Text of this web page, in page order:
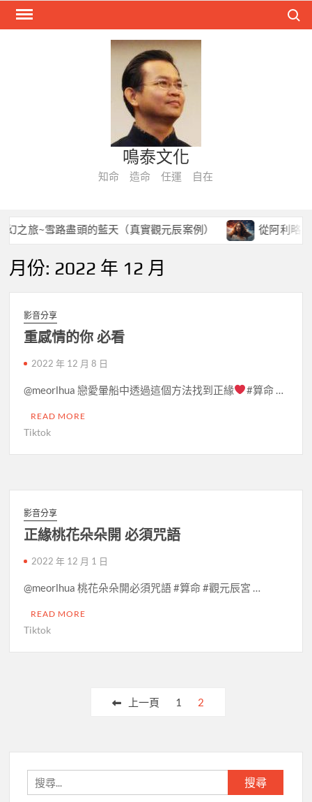
Skip
鳴泰文化
知命 造命 任運 自在
旅~雪路盡頭的藍天（真實觀元辰案例） 從阿利略星球
月份: 2022 年 12 月
影音分享
重感情的你 必看
2022 年 12 月 8 日
@meorlhua 戀愛暈船中透過這個方法找到正緣 #算命 …
READ MORE
Tiktok
影音分享
正緣桃花朵朵開 必須咒語
2022 年 12 月 1 日
@meorlhua 桃花朵朵開必須咒語 #算命 #觀元辰宮 …
READ MORE
Tiktok
上一頁 1 2
尋